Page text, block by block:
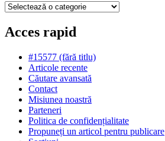
Categorii
Acces rapid
#15577 (fără titlu)
Articole recente
Căutare avansată
Contact
Misiunea noastră
Parteneri
Politica de confidențialitate
Propuneți un articol pentru publicare